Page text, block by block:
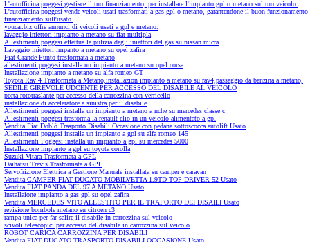
L'autofficina poggesi gestisce il tuo finanziamento, per installare l'impianto gpl o metano sul tuo veicolo.
L'autofficina poggesi vende veicoli usati trasformati a gas gpl o metano, garantendone il buon funzionamento
finanziamento sull'usato.
youcar.biz offre annunci di veicoli usati a gpl e metano.
lavaggio iniettori impianto a metano su fiat multipla
Allestimenti poggesi effettua la pulizia degli iniettori del gas su nissan micra
Lavaggio iniettori impanto a metano su opel zafira
Fiat Grande Punto trasformata a metano
allestimenti poggesi installa un impianto a metano su opel corsa
Installazione impianto a metano su alfa romeo GT
Toyota Rav 4 Trasformata a Metano,installazion impianto a metano su rav4,passaggio da benzina a metano,
SEDILE GIREVOLE UDCENTE PER ACCESSO DEL DISABILE AL VEICOLO
porta rototraslante per accesso della carrozzina con verricello
installazione di acceleratore a sinistra per il disabile
Allestimenti poggesi installa un impianto a metano a nche su mercedes classe c
Allestimenti poggesi trasforma la renault clio in un veicolo alimentato a gpl
Vendita Fiat Doblò Trasporto Disabili Occasione con pedana sottoscocca autolift Usato
Allestimenti poggesi installa un impianto a gpl su alfa romeo 145
Allestimenti Poggesi installa un impianto a gpl su mercedes 5000
Installazione impianto a gpl su toyota corolla
Suzuki Vitara Trasformata a GPL
Daihatsu Trevis Trasformata a GPL
Servofrizione Elettrica a Gestione Manuale installata su camper e caravan
Vendita CAMPER FIAT DUCATO MOBILVETTA 1.9TD TOP DRIVER 52 Usato
Vendita FIAT PANDA DEL 97 A METANO Usato
Installaione impianto a gas gpl su opel zafira
Vendita MERCEDES VITO ALLESTITO PER IL TRAPORTO DEI DISAILI Usato
revisione bombole metano su citroen c3
rampa unica per far salire il disabile in carrozzina sul veicolo
scivoli telescopici per accesso del disabile in carrozzina sul veicolo
ROBOT CARICA CARROZZINA PER DISABILI
Vendita FIAT DUCATO TRASPORTO DISABILI OCCASIONE Usato